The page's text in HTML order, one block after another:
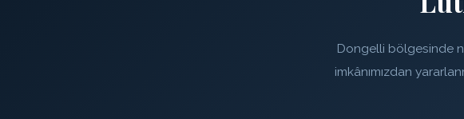
Dongelli bölgesinde
imkânımızdan